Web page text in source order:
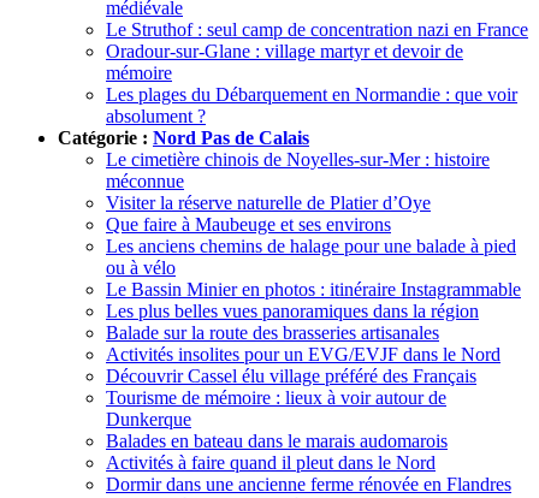
médiévale
Le Struthof : seul camp de concentration nazi en France
Oradour-sur-Glane : village martyr et devoir de
mémoire
Les plages du Débarquement en Normandie : que voir
absolument ?
Catégorie : Nord Pas de Calais
Le cimetière chinois de Noyelles-sur-Mer : histoire
méconnue
Visiter la réserve naturelle de Platier d’Oye
Que faire à Maubeuge et ses environs
Les anciens chemins de halage pour une balade à pied
ou à vélo
Le Bassin Minier en photos : itinéraire Instagrammable
Les plus belles vues panoramiques dans la région
Balade sur la route des brasseries artisanales
Activités insolites pour un EVG/EVJF dans le Nord
Découvrir Cassel élu village préféré des Français
Tourisme de mémoire : lieux à voir autour de
Dunkerque
Balades en bateau dans le marais audomarois
Activités à faire quand il pleut dans le Nord
Dormir dans une ancienne ferme rénovée en Flandres